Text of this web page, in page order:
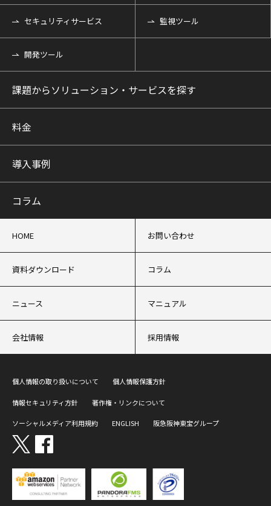
セキュリティサービス 監視ツール
開発ツール
課題からソリューション・サービスを探す
料金
導入事例
コラム
HOME お問い合わせ
資料ダウンロード コラム
ニュース マニュアル
会社情報 採用情報
個人情報の取り扱いについて 個人情報保護方針
情報セキュリティ方針 著作権・リンクについて
ソーシャルメディア利用規約 ENGLISH 阪急阪神東宝グループ